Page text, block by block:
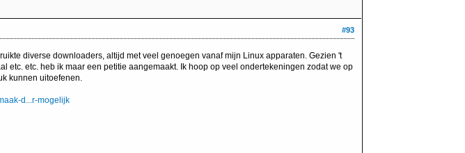
#93
diverse downloaders, altijd met veel genoegen vanaf mijn Linux apparaten. Gezien 't
etc. etc. heb ik maar een petitie aangemaakt. Ik hoop op veel ondertekeningen zodat we op
kunnen uitoefenen.
d...r-mogelijk